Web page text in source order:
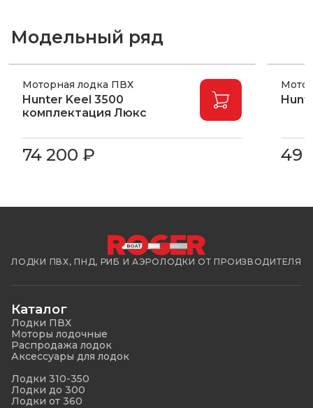
Модельный ряд
Моторная лодка ПВХ
Hunter Keel 3500
комплектация Люкс
74 200 ₽ 49
ЛОДКИ ПВХ, ПНД, РИБ И АЭРОЛОДКИ ОТ ПРОИЗВОДИТЕЛЯ
Каталог
Лодки ПВХ
Моторы лодочные
Распродажа лодок
Аксессуары для лодок
Лодки 310-350
Лодки до 300
Лодки от 360